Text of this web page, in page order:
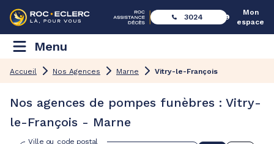
3024
Mon
espace
Menu
Accueil Nos Agences Marne Vitry-le-François
Nos agences de pompes funèbres : Vitry-
le-François - Marne
Ville ou code postal